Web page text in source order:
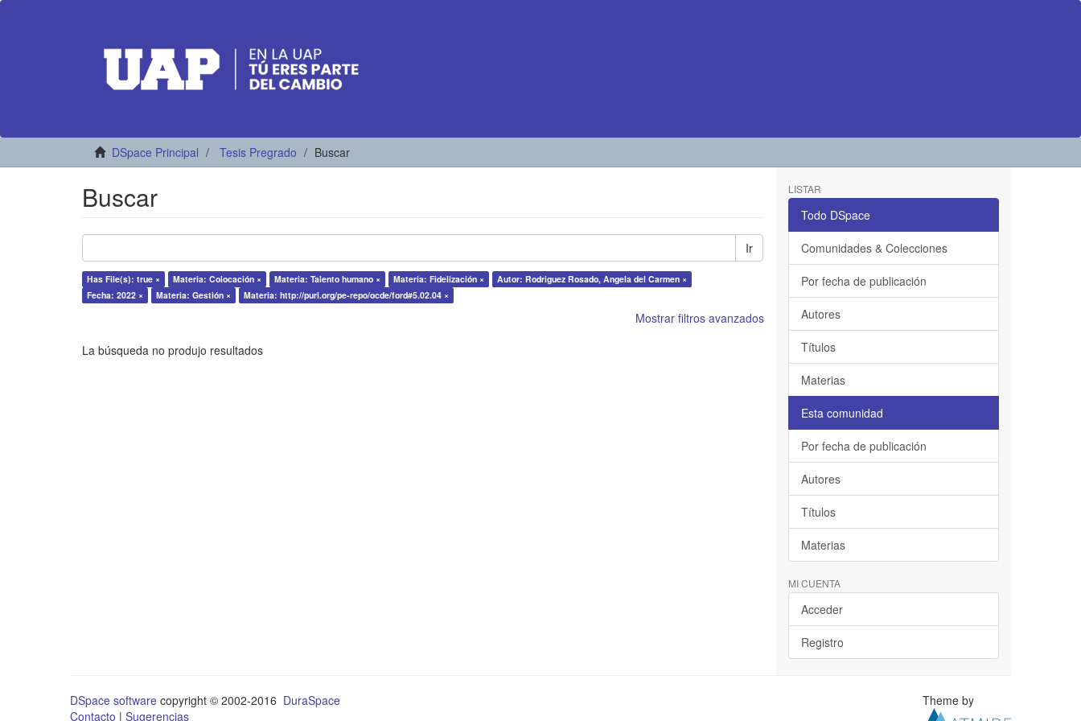
DSpace Principal Tesis Pregrado Buscar
Buscar
Ir
Has File(s): true × Materia: Colocación × Materia: Talento humano × Materia: Fidelización ×
Autor: Rodriguez Rosado, Angela del Carmen ×
Fecha: 2022 ×
Materia: Gestión × Materia: http://purl.org/pe-repo/ocde/ford#5.02.04 ×
Mostrar filtros avanzados
La búsqueda no produjo resultados
LISTAR
Todo DSpace
Comunidades & Colecciones
Por fecha de publicación
Autores
Títulos
Materias
Esta comunidad
Por fecha de publicación
Autores
Títulos
Materias
MI CUENTA
Acceder
Registro
DSpace software copyright © 2002-2016 DuraSpace
Contacto | Sugerencias
Theme by